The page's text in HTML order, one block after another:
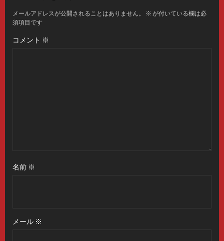
メールアドレスが公開されることはありません。 ※ が付いている欄は必
須項目です
コメント ※
名前 ※
メール ※